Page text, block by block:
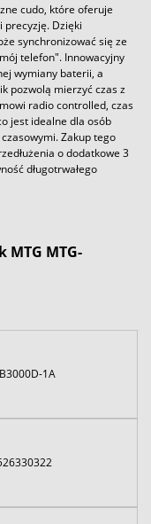
cudo, które oferuje
Dzięki
synchronizować się ze
telefon". Innowacyjny
wymiany baterii, a
pozwolą mierzyć czas z
radio controlled, czas
jest idealne dla osób
Zakup tego
o dodatkowe 3
długotrwałego
MTG MTG-
1A